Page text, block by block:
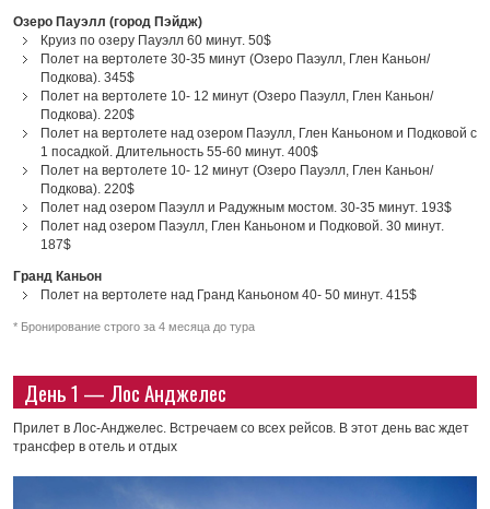
Озеро Пауэлл (город Пэйдж)
Круиз по озеру Пауэлл 60 минут. 50$
Полет на вертолете 30-35 минут (Озеро Паэулл, Глен Каньон/
Подкова). 345$
Полет на вертолете 10- 12 минут (Озеро Паэулл, Глен Каньон/
Подкова). 220$
Полет на вертолете над озером Паэулл, Глен Каньоном и Подковой с
1 посадкой. Длительность 55-60 минут. 400$
Полет на вертолете 10- 12 минут (Озеро Пауэлл, Глен Каньон/
Подкова). 220$
Полет над озером Паэулл и Радужным мостом. 30-35 минут. 193$
Полет над озером Паэулл, Глен Каньоном и Подковой. 30 минут.
187$
Гранд Каньон
Полет на вертолете над Гранд Каньоном 40- 50 минут. 415$
* Бронирование строго за 4 месяца до тура
День 1 — Лос Анджелес
Прилет в Лос-Анджелес. Встречаем со всех рейсов. В этот день вас ждет
трансфер в отель и отдых